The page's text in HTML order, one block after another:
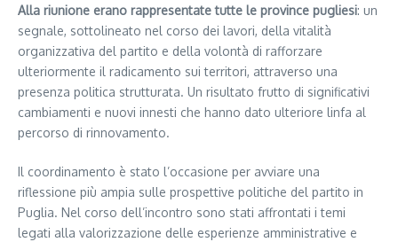
Alla riunione erano rappresentate tutte le province pugliesi: un
segnale, sottolineato nel corso dei lavori, della vitalità
organizzativa del partito e della volontà di rafforzare
ulteriormente il radicamento sui territori, attraverso una
presenza politica strutturata. Un risultato frutto di significativi
cambiamenti e nuovi innesti che hanno dato ulteriore linfa al
percorso di rinnovamento.
Il coordinamento è stato l’occasione per avviare una
riflessione più ampia sulle prospettive politiche del partito in
Puglia. Nel corso dell’incontro sono stati affrontati i temi
legati alla valorizzazione delle esperienze amministrative e